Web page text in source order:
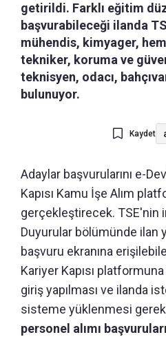
getirildi. Farklı eğitim
başvurabileceği ilanda
mühendis, kimyager,
tekniker, koruma ve
teknisyen, odacı,
bulunuyor.
Kaydet
Adaylar başvurularını e-
Kapısı Kamu İşe Alım
gerçekleştirecek. TSE'nin
Duyurular bölümünde ilan
başvuru ekranına
Kariyer Kapısı
giriş yapılması ve ilanda
sisteme yüklenmesi
personel alımı